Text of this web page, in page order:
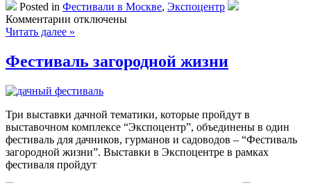
Posted in Фестивали в Москве, Экспоцентр
Комментарии к
записи
черепаха”
отключены
Читать далее »
Фестиваль загородной жизни
Три выставки дачной тематики, которые пройдут в
выставочном комплексе “Экспоцентр”, объединены в один
фестиваль для дачников, гурманов и садоводов – “Фестиваль
загородной жизни”. Выставки в Экспоцентре в рамках
фестиваля пройдут